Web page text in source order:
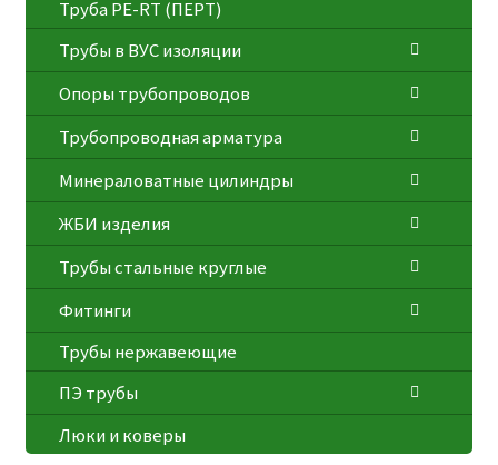
⁠Трубa PE-RT (ПЕРТ)
Трубы в ВУС изоляции
Опоры трубопроводов
Трубопроводная арматура
Минераловатные цилиндры
ЖБИ изделия
Трубы стальные круглые
Фитинги
Трубы нержавеющие
ПЭ трубы
Люки и коверы